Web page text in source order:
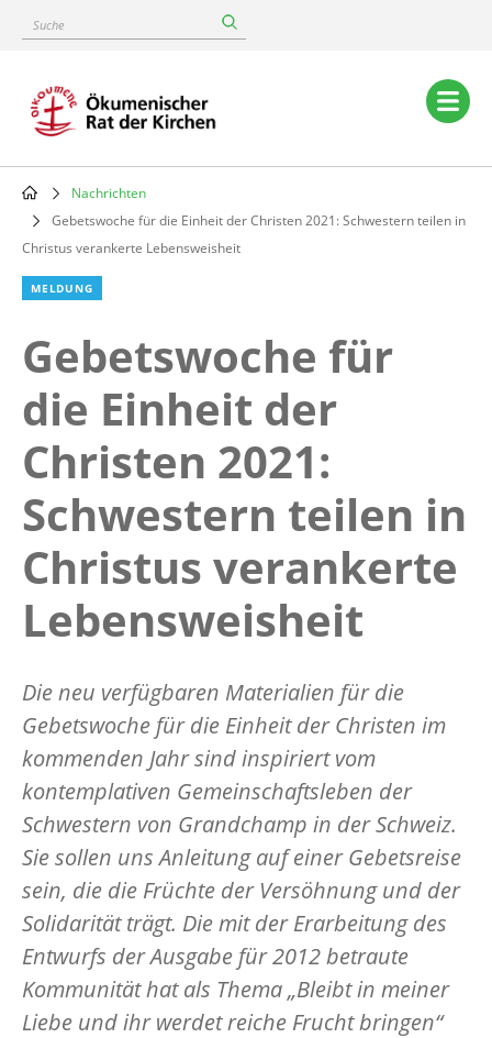
content
Suche
Main
navigation
Breadcrumb
Nachrichten
Gebetswoche für die Einheit der Christen 2021: Schwestern teilen in
Christus verankerte Lebensweisheit
MELDUNG
Gebetswoche für
die Einheit der
Christen 2021:
Schwestern teilen in
Christus verankerte
Lebensweisheit
Die neu verfügbaren Materialien für die
Gebetswoche für die Einheit der Christen im
kommenden Jahr sind inspiriert vom
kontemplativen Gemeinschaftsleben der
Schwestern von Grandchamp in der Schweiz.
Sie sollen uns Anleitung auf einer Gebetsreise
sein, die die Früchte der Versöhnung und der
Solidarität trägt. Die mit der Erarbeitung des
Entwurfs der Ausgabe für 2012 betraute
Kommunität hat als Thema „Bleibt in meiner
Liebe und ihr werdet reiche Frucht bringen“